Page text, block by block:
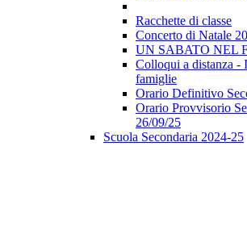
Racchette di classe
Concerto di Natale
UN SABATO NEL
Colloqui a distanza -
famiglie
Orario Definitivo
Orario Provvisorio
26/09/25
Scuola Secondaria 2024-25